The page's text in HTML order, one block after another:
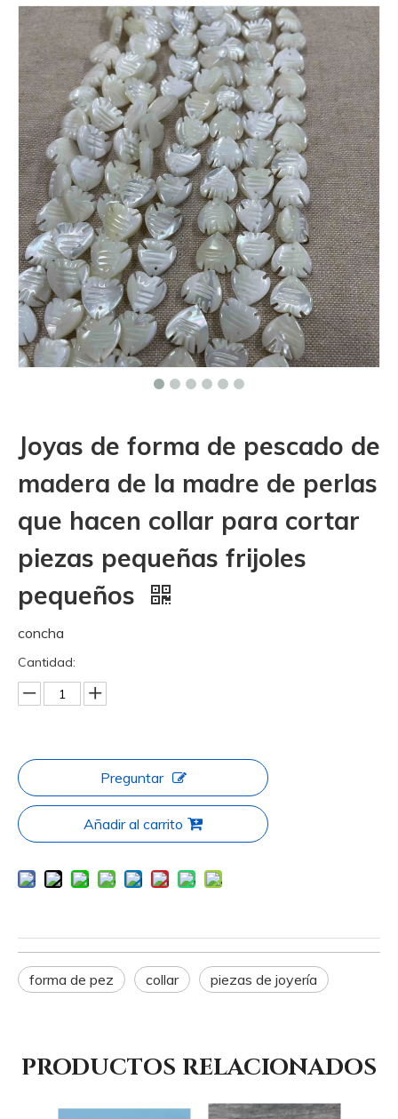
Joyas de forma de pescado de
madera de la madre de perlas
que hacen collar para cortar
piezas pequeñas frijoles
pequeños
concha
Cantidad:
Preguntar
Añadir al carrito
forma de pez collar piezas de joyería
PRODUCTOS RELACIONADOS